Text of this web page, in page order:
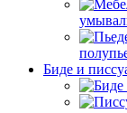
Биде и